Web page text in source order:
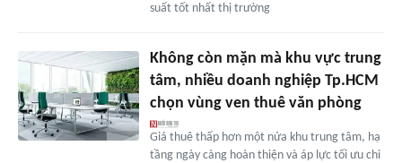
suất tốt nhất thị trường
Không còn mặn mà khu vực trung
tâm, nhiều doanh nghiệp Tp.HCM
chọn vùng ven thuê văn phòng
Giá thuê thấp hơn một nửa khu trung tâm, hạ
tầng ngày càng hoàn thiện và áp lực tối ưu chi